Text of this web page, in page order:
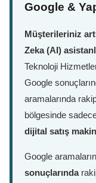
Google &
Müşterileriniz
Zeka (AI)
Teknoloji
Google
aramalarında
bölgesinde
dijital satış
Google
sonuçlarında